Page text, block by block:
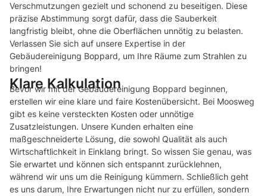
Verschmutzungen gezielt und schonend zu beseitigen. Diese
präzise Abstimmung sorgt dafür, dass die Sauberkeit
langfristig bleibt, ohne die Oberflächen unnötig zu belasten.
Verlassen Sie sich auf unsere Expertise in der
Gebäudereinigung Boppard, um Ihre Räume zum Strahlen zu
bringen!
Klare Kalkulation
Bevor wir mit der Gebäudereinigung Boppard beginnen,
erstellen wir eine klare und faire Kostenübersicht. Bei Moosweg
gibt es keine versteckten Kosten oder unnötige
Zusatzleistungen. Unsere Kunden erhalten eine
maßgeschneiderte Lösung, die sowohl Qualität als auch
Wirtschaftlichkeit in Einklang bringt. So wissen Sie genau, was
Sie erwartet und können sich entspannt zurücklehnen,
während wir uns um die Reinigung kümmern. Schließlich geht
es uns darum, Ihre Erwartungen nicht nur zu erfüllen, sondern